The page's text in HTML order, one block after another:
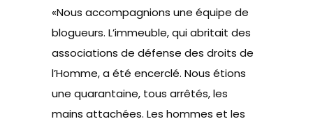
«Nous accompagnions une équipe de
blogueurs. L’immeuble, qui abritait des
associations de défense des droits de
l’Homme, a été encerclé. Nous étions
une quarantaine, tous arrêtés, les
mains attachées. Les hommes et les